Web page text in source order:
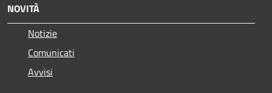
NOVITÀ
Notizie
Comunicati
Avvisi